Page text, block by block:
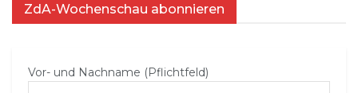
ZdA-Wochenschau abonnieren
Vor- und Nachname (Pflichtfeld)